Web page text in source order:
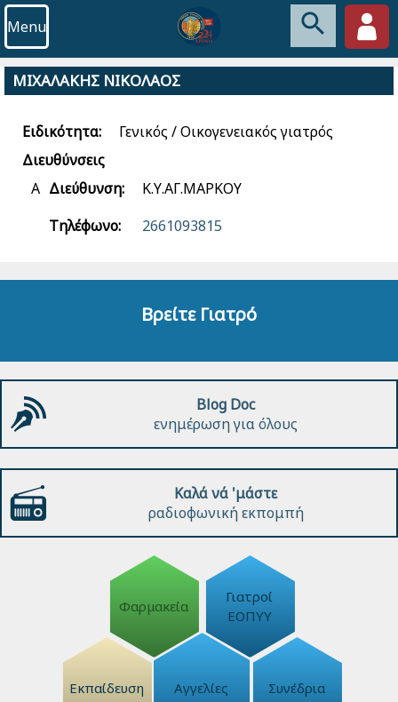
Menu
ΜΙΧΑΛΑΚΗΣ ΝΙΚΟΛΑΟΣ
Ειδικότητα:
Γενικός / Οικογενειακός γιατρός
Διευθύνσεις
Α Διεύθυνση:
Κ.Υ.ΑΓ.ΜΑΡΚΟΥ
Τηλέφωνο:
2661093815
Βρείτε Γιατρό
Blog Doc
ενημέρωση για όλους
Καλά νά 'μάστε
ραδιοφωνική εκπομπή
Φαρμακεία
Γιατροί
ΕΟΠΥΥ
Εκπαίδευση Αγγελίες Συνέδρια